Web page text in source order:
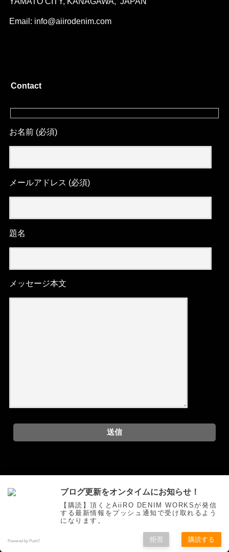
Email: info@aiirodenim.com
Contact
お名前 (必須)
メールアドレス (必須)
題名
メッセージ本文
お問い合わせフォーム
ブログ更新をオンタイムにお知らせ！
【購読】頂くとAiiRO DENIM WORKSが発信
する最新情報をプッシュ通知で受け取れるよう
になります。
Powered by Push7 拒否 購読する